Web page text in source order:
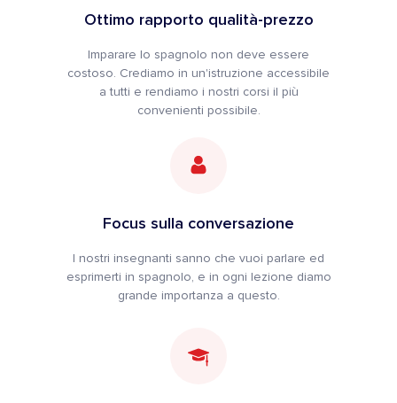
Ottimo rapporto qualità-prezzo
Imparare lo spagnolo non deve essere
costoso. Crediamo in un'istruzione accessibile
a tutti e rendiamo i nostri corsi il più
convenienti possibile.
Focus sulla conversazione
I nostri insegnanti sanno che vuoi parlare ed
esprimerti in spagnolo, e in ogni lezione diamo
grande importanza a questo.